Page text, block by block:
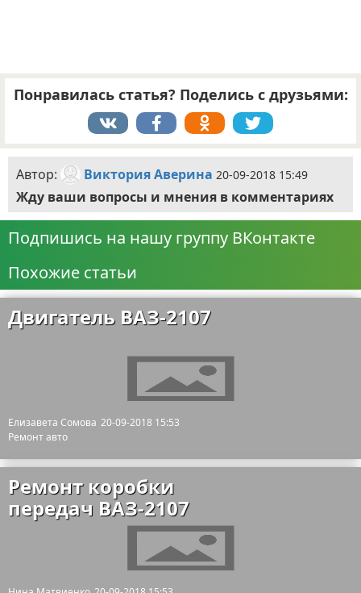
Понравилась статья? Поделись с друзьями:
Автор: Виктория Аверина 20-09-2018 15:49
Жду ваши вопросы и мнения в комментариях
Подпишись на нашу группу ВКонтакте
Похожие статьи
Двигатель ВАЗ-2107
Елизавета Сомова 20-09-2018 15:53
Ремонт авто
Ремонт коробки
передач ВАЗ-2107